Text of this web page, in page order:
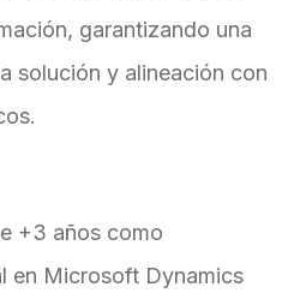
garantizando una
solución y alineación con
+3 años como
en Microsoft Dynamics